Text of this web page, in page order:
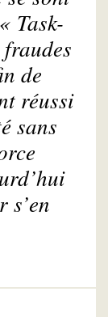
Task-
de
réussi
sans
s’en